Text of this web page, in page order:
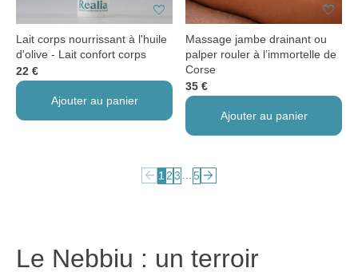
favorite
Lait corps nourrissant à l'huile
d'olive - Lait confort corps
22 €
Ajouter au panier
favorite
Massage jambe drainant ou
palper rouler à l’immortelle de
Corse
35 €
Ajouter au panier
arrow_back 1 23 5 arrow_forward
Le Nebbiu : un terroir